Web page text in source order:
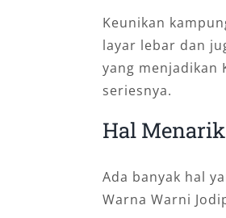
Keunikan
layar lebar dan
yang menjadikan
seriesnya.
Hal
Ada banyak hal
Warna Warni